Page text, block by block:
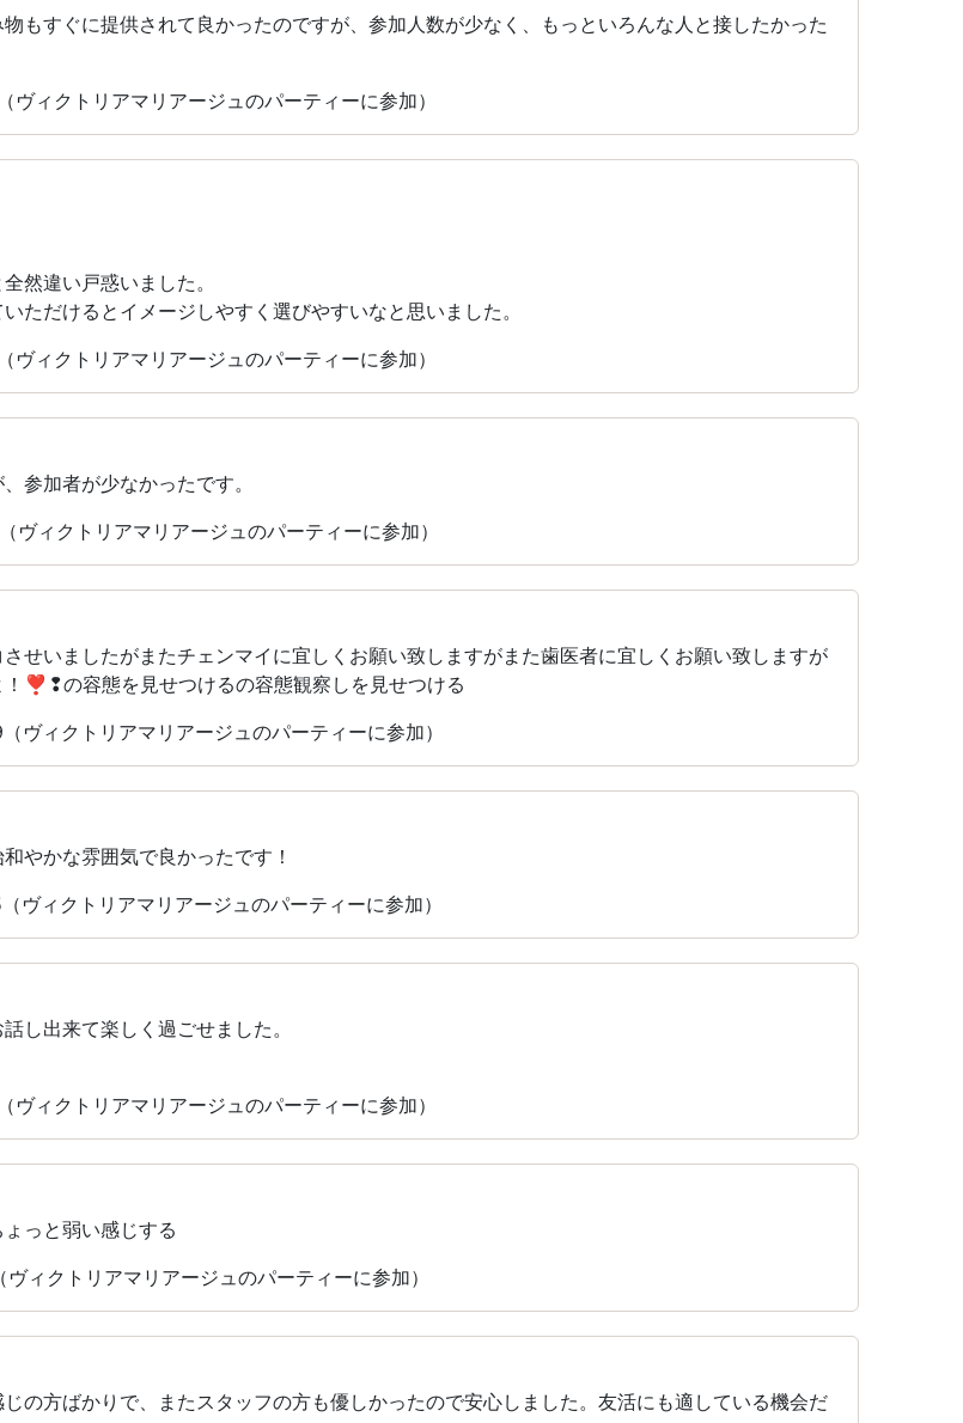
もすぐに提供されて良かったのですが、参加人数が少なく、もっといろんな人と接したかった
ィクトリアマリアージュのパーティーに参加）
然違い戸惑いました。
ただけるとイメージしやすく選びやすいなと思いました。
ィクトリアマリアージュのパーティーに参加）
参加者が少なかったです。
ィクトリアマリアージュのパーティーに参加）
せいましたがまたチェンマイに宜しくお願い致しますがまた歯医者に宜しくお願い致しますが
！❣❢の容態を見せつけるの容態観察しを見せつける
ィクトリアマリアージュのパーティーに参加）
やかな雰囲気で良かったです！
ィクトリアマリアージュのパーティーに参加）
し出来て楽しく過ごせました。
ィクトリアマリアージュのパーティーに参加）
っと弱い感じする
ィクトリアマリアージュのパーティーに参加）
の方ばかりで、またスタッフの方も優しかったので安心しました。友活にも適している機会だ